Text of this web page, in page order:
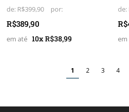
de: R$399,90
R$389,90
10x R$38,99
de:
1 2 3 4